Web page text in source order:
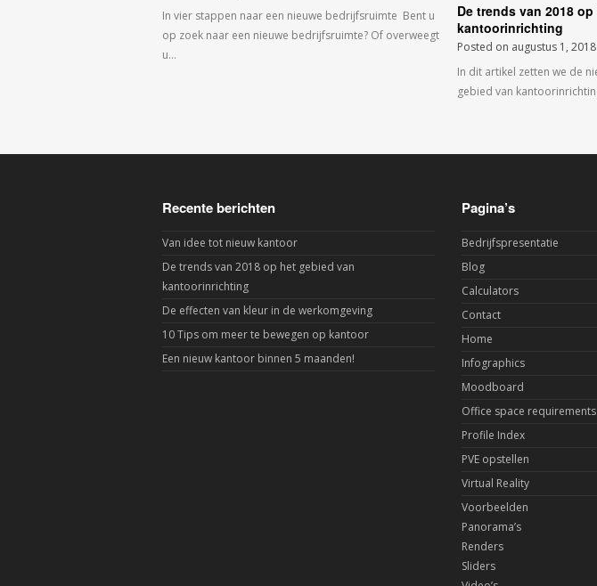
In vier stappen naar een nieuwe bedrijfsruimte Bent u
op zoek naar een nieuwe bedrijfsruimte? Of overweegt
u…
De trends van 2018
kantoorinrichting
Posted on augustus 1, 2018
In dit artikel zetten we de
gebied van
Recente berichten
Van idee tot nieuw kantoor
De trends van 2018 op het gebied van
kantoorinrichting
De effecten van kleur in de werkomgeving
10 Tips om meer te bewegen op kantoor
Een nieuw kantoor binnen 5 maanden!
Pagina’s
Bedrijfspresentatie
Blog
Calculators
Contact
Home
Infographics
Moodboard
Office space requirements
Profile Index
PVE opstellen
Virtual Reality
Voorbeelden
Panorama’s
Renders
Sliders